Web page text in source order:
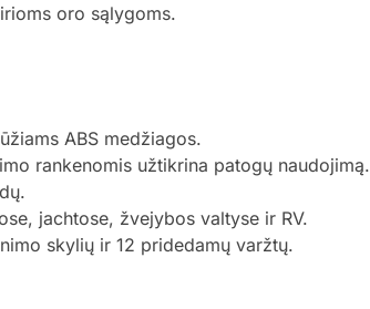
oro sąlygoms.
ABS medžiagos.
rankenomis užtikrina patogų naudojimą.
jachtose, žvejybos valtyse ir RV.
skylių ir 12 pridedamų varžtų.